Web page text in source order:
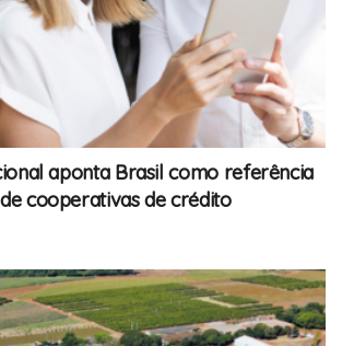
aponta Brasil como referência
cooperativas de crédito